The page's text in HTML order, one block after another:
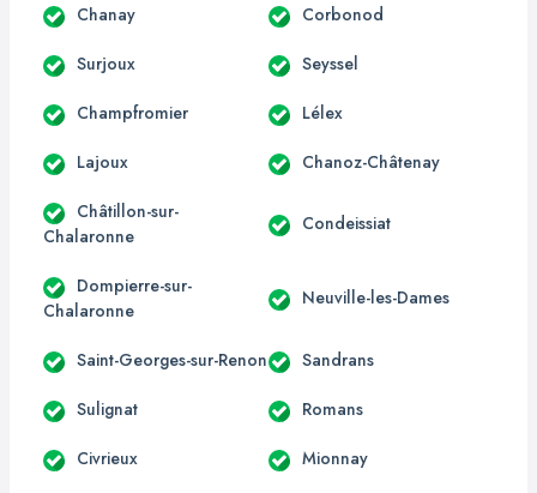
Chanay Corbonod
Surjoux Seyssel
Champfromier Lélex
Lajoux Chanoz-Châtenay
Châtillon-sur-
Chalaronne
Condeissiat
Dompierre-sur-
Chalaronne
Neuville-les-Dames
Saint-Georges-sur-Renon Sandrans
Sulignat Romans
Civrieux Mionnay